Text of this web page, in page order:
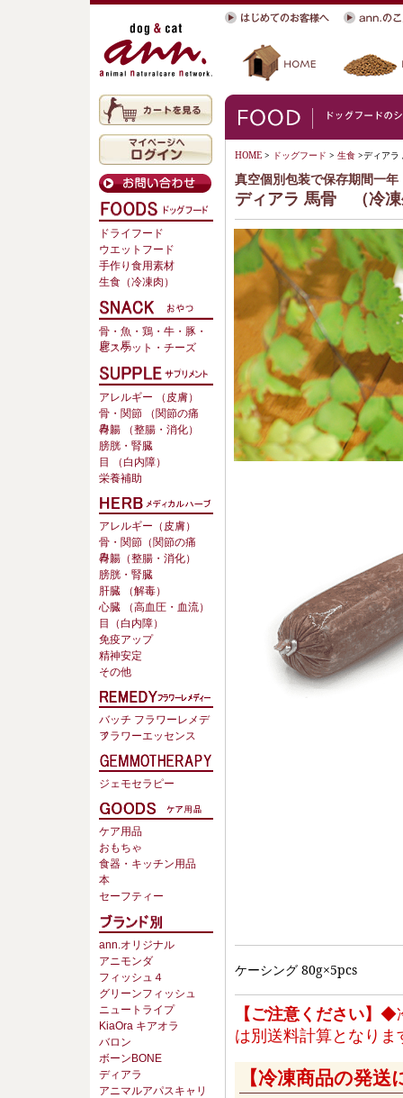
HOME > ドッグフード > 生食 >ディア
真空個別包装で保存期間一年
ディアラ 馬骨 （冷
ケーシング 80g×5pcs
【ご注意ください】 ◆
は別送料計算となり
【冷凍商品の発
ドライフード
ウエットフード
手作り食用素材
生食（冷凍肉）
骨・魚・鶏・牛・豚・
鹿・馬
ビスケット・チーズ
アレルギー （皮膚）
骨・関節 （関節の痛
み）
胃腸 （整腸・消化）
膀胱・腎臓
目 （白内障）
栄養補助
アレルギー（皮膚）
骨・関節（関節の痛
み）
胃腸（整腸・消化）
膀胱・腎臓
肝臓 （解毒）
心臓 （高血圧・血流）
目（白内障）
免疫アップ
精神安定
その他
バッチ フラワーレメデ
ィ
フラワーエッセンス
ジェモセラピー
ケア用品
おもちゃ
食器・キッチン用品
本
セーフティー
ann.オリジナル
アニモンダ
フィッシュ４
グリーンフィッシュ
ニュートライプ
KiaOra キアオラ
バロン
ボーンBONE
ディアラ
アニマルアパスキャリ